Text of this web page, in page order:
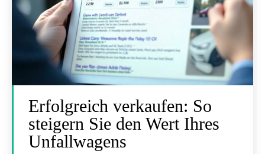
Erfolgreich verkaufen: So
steigern Sie den Wert Ihres
Unfallwagens